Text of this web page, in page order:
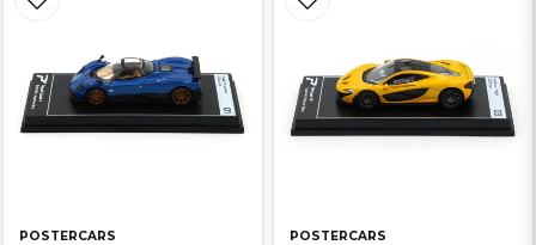
POSTERCARS POSTERCARS